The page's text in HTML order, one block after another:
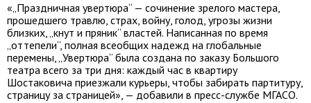
«„Праздничная увертюра“ — сочинение зрелого мастера,
прошедшего травлю, страх, войну, голод, угрозы жизни
близких, „кнут и пряник“ властей. Написанная по время
„оттепели“, полная всеобщих надежд на глобальные
перемены, „Увертюра“ была создана по заказу Большого
театра всего за три дня: каждый час в квартиру
Шостаковича приезжали курьеры, чтобы забирать партитуру,
страницу за страницей», — добавили в пресс-службе МГАСО.